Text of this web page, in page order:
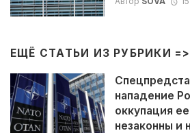
ЕЩЁ СТАТЬИ ИЗ РУБРИКИ =>
нападение
оккупация
незаконны и